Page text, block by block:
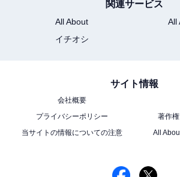
関連サービス
All About
All
イチオシ
サイト情報
会社概要
プライバシーポリシー
著作
当サイトの情報についての注意
All